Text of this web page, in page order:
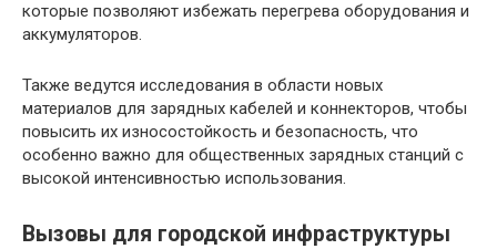
которые позволяют избежать перегрева оборудования и
аккумуляторов.
Также ведутся исследования в области новых
материалов для зарядных кабелей и коннекторов, чтобы
повысить их износостойкость и безопасность, что
особенно важно для общественных зарядных станций с
высокой интенсивностью использования.
Вызовы для городской инфраструктуры